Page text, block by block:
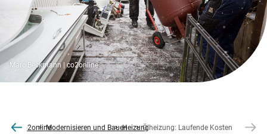
Marc Beckmann | co2online
co2onlineModernisieren und BauenHeizungÖlheizung: Laufende Kosten